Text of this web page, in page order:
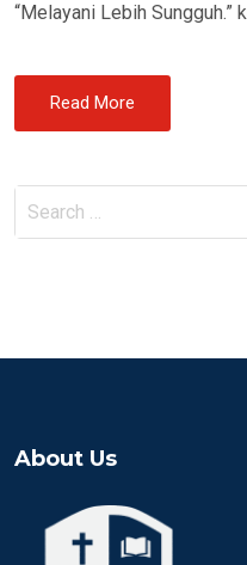
“Melayani Lebih Sungguh.”
Read More
Search
About Us